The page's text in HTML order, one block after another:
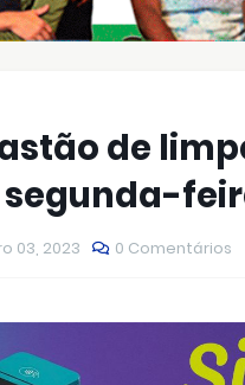
de
03, 2023 0 Comentários